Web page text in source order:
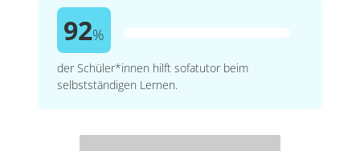
92%
der Schüler*innen hilft sofatutor beim
selbstständigen Lernen.